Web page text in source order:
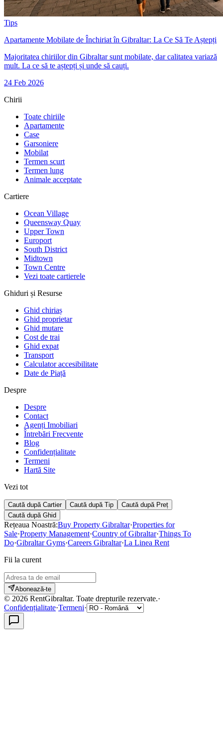
Tips
Apartamente Mobilate de Închiriat în Gibraltar: La Ce Să Te Aștepți
Majoritatea chiriilor din Gibraltar sunt mobilate, dar calitatea variază
mult. La ce să te aștepți și unde să cauți.
24 Feb 2026
Chirii
Toate chiriile
Apartamente
Case
Garsoniere
Mobilat
Termen scurt
Termen lung
Animale acceptate
Cartiere
Ocean Village
Queensway Quay
Upper Town
Europort
South District
Midtown
Town Centre
Vezi toate cartierele
Ghiduri și Resurse
Ghid chiriaș
Ghid proprietar
Ghid mutare
Cost de trai
Ghid expat
Transport
Calculator accesibilitate
Date de Piață
Despre
Despre
Contact
Agenți Imobiliari
Întrebări Frecvente
Blog
Confidențialitate
Termeni
Hartă Site
Vezi tot
Caută după Cartier Caută după Tip
Caută după Preț
Caută după Ghid
Rețeaua Noastră:Buy Property Gibraltar·Properties for
Sale·Property Management·Country of Gibraltar·Things To
Do·Gibraltar Gyms·Careers Gibraltar·La Linea Rent
Fii la curent
Abonează-te
© 2026 RentGibraltar. Toate drepturile rezervate.·
Confidențialitate·Termeni·